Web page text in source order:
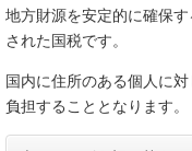
地方財源を安定的に確保
された国税です。
国内に住所のある個人に
負担することとなります。